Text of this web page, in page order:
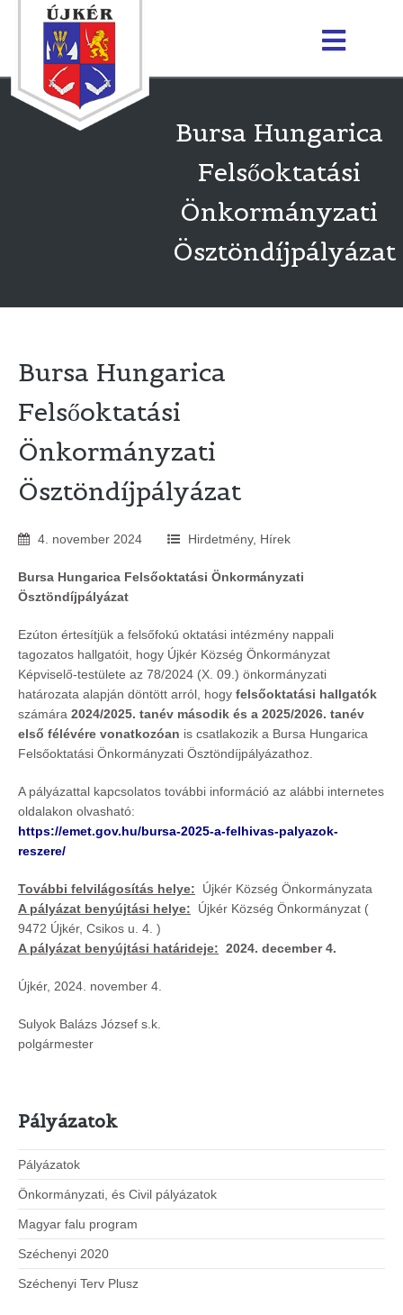
Bursa Hungarica
Felsőoktatási
Önkormányzati
Ösztöndíjpályázat
Bursa Hungarica
Felsőoktatási
Önkormányzati
Ösztöndíjpályázat
4 november 2024 Hirdetmény, Hírek
Bursa Hungarica Felsőoktatási Önkormányzati
Ösztöndíjpályázat
Ezúton értesítjük a felsőfokú oktatási intézmény nappali
tagozatos hallgatóit, hogy Újkér Község Önkormányzat
Képviselő-testülete az 78/2024 (X. 09.) önkormányzati
határozata alapján döntött arról, hogy felsőoktatási hallgatók
számára 2024/2025. tanév második és a 2025/2026. tanév
első félévére vonatkozóan is csatlakozik a Bursa Hungarica
Felsőoktatási Önkormányzati Ösztöndíjpályázathoz.
A pályázattal kapcsolatos további információ az alábbi internetes
oldalakon olvasható:
https://emet.gov.hu/bursa-2025-a-felhivas-palyazok-
reszere/
További felvilágosítás helye: Újkér Község Önkormányzata
A pályázat benyújtási helye: Újkér Község Önkormányzat (
9472 Újkér, Csikos u. 4. )
A pályázat benyújtási határideje: 2024. december 4.
Újkér, 2024. november 4.
Sulyok Balázs József s.k.
polgármester
Pályázatok
Pályázatok
Önkormányzati, és Civil pályázatok
Magyar falu program
Széchenyi 2020
Széchenyi Terv Plusz